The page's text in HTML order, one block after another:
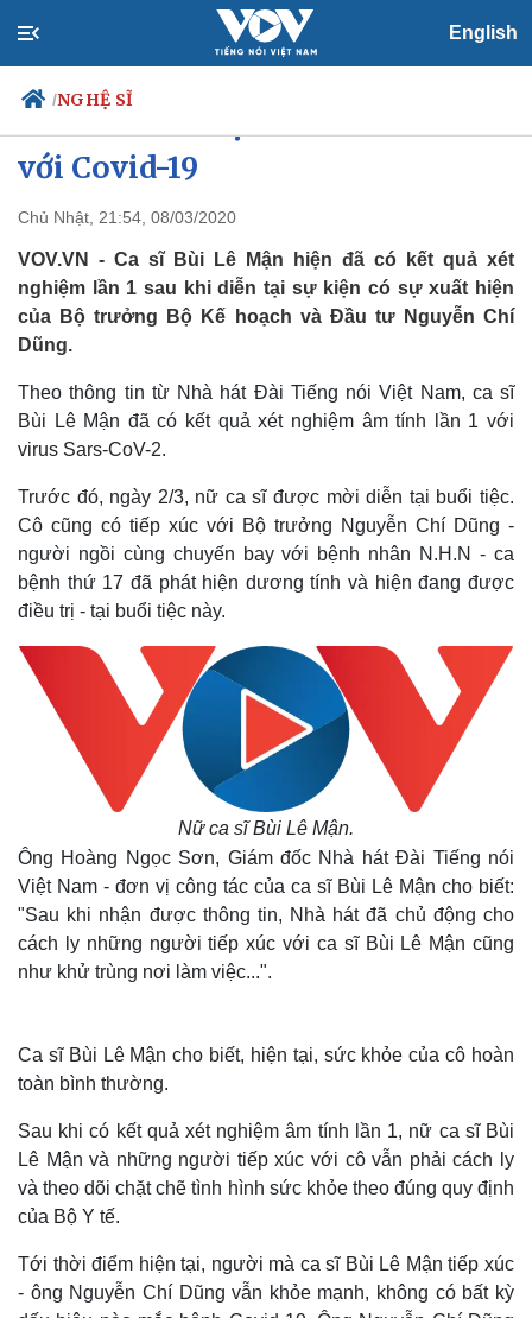
English
/NGHỆ SĨ
Chính trị
Đảng
Tổ chức nhân sự
Quốc hội
Nhận diện sự thật
Tin 24h
Dự báo thời tiết
Giáo dục
Biển đảo
Thế giới
Cuộc sống đó đây
Hồ sơ
Multimedia
E-Magazine
với Covid-19
Chủ Nhật, 21:54, 08/03/2020
VOV.VN - Ca sĩ Bùi Lê Mận hiện đã có kết quả xét
nghiệm lần 1 sau khi diễn tại sự kiện có sự xuất hiện
của Bộ trưởng Bộ Kế hoạch và Đầu tư Nguyễn Chí
Dũng.
Theo thông tin từ Nhà hát Đài Tiếng nói Việt Nam, ca sĩ
Bùi Lê Mận đã có kết quả xét nghiệm âm tính lần 1 với
virus Sars-CoV-2.
Trước đó, ngày 2/3, nữ ca sĩ được mời diễn tại buổi tiệc.
Cô cũng có tiếp xúc với Bộ trưởng Nguyễn Chí Dũng -
người ngồi cùng chuyến bay với bệnh nhân N.H.N - ca
bệnh thứ 17 đã phát hiện dương tính và hiện đang được
điều trị - tại buổi tiệc này.
Nữ ca sĩ Bùi Lê Mận.
Ông Hoàng Ngọc Sơn, Giám đốc Nhà hát Đài Tiếng nói
Việt Nam - đơn vị công tác của ca sĩ Bùi Lê Mận cho biết:
"Sau khi nhận được thông tin, Nhà hát đã chủ động cho
cách ly những người tiếp xúc với ca sĩ Bùi Lê Mận cũng
như khử trùng nơi làm việc...".
Ca sĩ Bùi Lê Mận cho biết, hiện tại, sức khỏe của cô hoàn
toàn bình thường.
Sau khi có kết quả xét nghiệm âm tính lần 1, nữ ca sĩ Bùi
Lê Mận và những người tiếp xúc với cô vẫn phải cách ly
và theo dõi chặt chẽ tình hình sức khỏe theo đúng quy định
của Bộ Y tế.
Tới thời điểm hiện tại, người mà ca sĩ Bùi Lê Mận tiếp xúc
- ông Nguyễn Chí Dũng vẫn khỏe mạnh, không có bất kỳ